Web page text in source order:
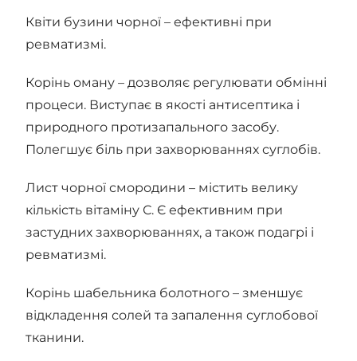
Квіти бузини чорної – ефективні при
ревматизмі.
Корінь оману – дозволяє регулювати обмінні
процеси. Виступає в якості антисептика і
природного протизапального засобу.
Полегшує біль при захворюваннях суглобів.
Лист чорної смородини – містить велику
кількість вітаміну С. Є ефективним при
застудних захворюваннях, а також подагрі і
ревматизмі.
Корінь шабельника болотного – зменшує
відкладення солей та запалення суглобової
тканини.